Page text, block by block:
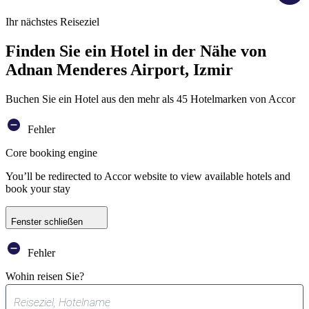
Ihr nächstes Reiseziel
Finden Sie ein Hotel in der Nähe von
Adnan Menderes Airport, Izmir
Buchen Sie ein Hotel aus den mehr als 45 Hotelmarken von Accor
Fehler
Core booking engine
You’ll be redirected to Accor website to view available hotels and
book your stay
Fenster schließen
Fehler
Wohin reisen Sie?